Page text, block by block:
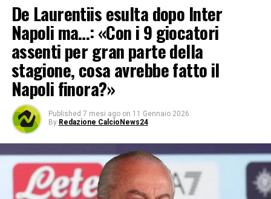
De Laurentiis esulta dopo Inter
Napoli ma…: «Con i 9 giocatori
assenti per gran parte della
stagione, cosa avrebbe fatto il
Napoli finora?»
Published 7 mesi ago on 11 Gennaio 2026
By Redazione CalcioNews24